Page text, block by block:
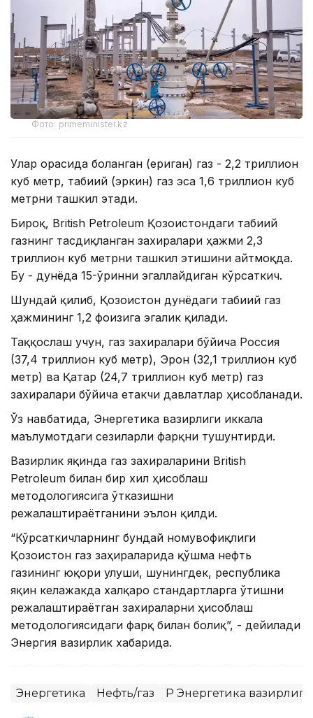
Фото: primeminister.kz
Улар орасида боғланган (ериган) газ - 2,2 триллион
куб метр, табиий (эркин) газ эса 1,6 триллион куб
метрни ташкил этади.
Бироқ, British Petroleum Қозоғистондаги табиий
газнинг тасдиқланган захиралари ҳажми 2,3
триллион куб метрни ташкил этишини айтмоқда.
Бу - дунёда 15-ўринни эгаллайдиган кўрсаткич.
Шундай қилиб, Қозоғистон дунёдаги табиий газ
ҳажмининг 1,2 фоизига эгалик қилади.
Таққослаш учун, газ захиралари бўйича Россия
(37,4 триллион куб метр), Эрон (32,1 триллион куб
метр) ва Қатар (24,7 триллион куб метр) газ
захиралари бўйича етакчи давлатлар ҳисобланади.
Ўз навбатида, Энергетика вазирлиги иккала
маълумотдаги сезиларли фарқни тушунтирди.
Вазирлик яқинда газ захираларини British
Petroleum билан бир хил ҳисоблаш
методологиясига ўтказишни
режалаштираётганини эълон қилди.
“Кўрсаткичларнинг бундай номувофиқлиги
Қозоғистон газ заҳираларида қўшма нефть
газининг юқори улуши, шунингдек, республика
яқин келажакда халқаро стандартларга ўтишни
режалаштираётган захираларни ҳисоблаш
методологиясидаги фарқ билан боғлиқ”, - дейилади
Энергия вазирлик хабарида.
Энергетика Нефть/газ ҚР Энергетика вазирлиги